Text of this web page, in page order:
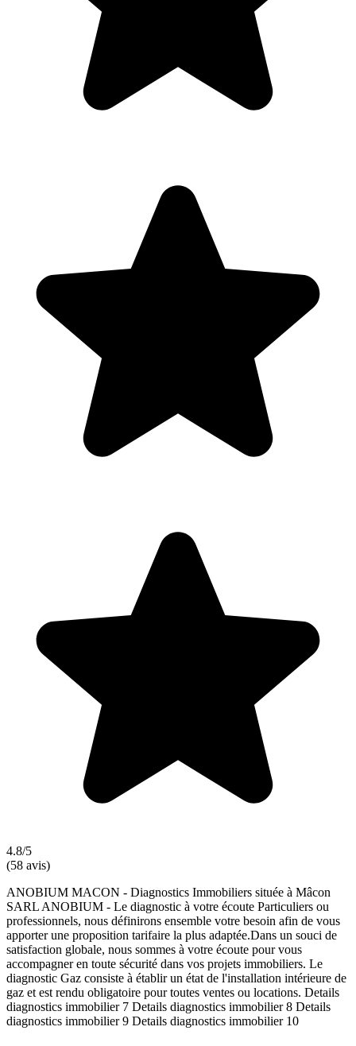
4.8/5
(58 avis)
ANOBIUM MACON - Diagnostics Immobiliers située à Mâcon
SARL ANOBIUM - Le diagnostic à votre écoute Particuliers ou
professionnels, nous définirons ensemble votre besoin afin de vous
apporter une proposition tarifaire la plus adaptée.Dans un souci de
satisfaction globale, nous sommes à votre écoute pour vous
accompagner en toute sécurité dans vos projets immobiliers. Le
diagnostic Gaz consiste à établir un état de l'installation intérieure de
gaz et est rendu obligatoire pour toutes ventes ou locations. Details
diagnostics immobilier 7 Details diagnostics immobilier 8 Details
diagnostics immobilier 9 Details diagnostics immobilier 10